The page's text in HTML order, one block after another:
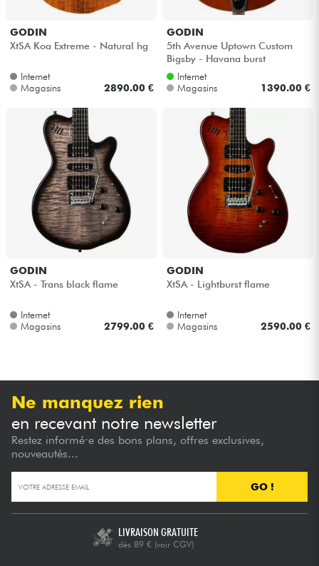
GODIN
XtSA Koa Extreme - Natural hg
Internet
Magasins
2890.00 €
GODIN
5th Avenue Uptown Custom
Bigsby - Havana burst
Internet
Magasins
1390.00 €
GODIN
XtSA - Trans black flame
Internet
Magasins
2799.00 €
GODIN
XtSA - Lightburst flame
Internet
Magasins
2590.00 €
Ne manquez rien
en recevant notre newsletter
Restez informé·e des bons plans, offres exclusives,
nouveautés...
GO !
LIVRAISON GRATUITE
dès 89 € (voir CGV)